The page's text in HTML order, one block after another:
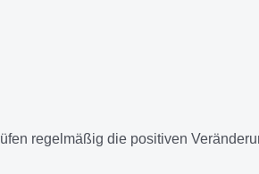
regelmäßig die positiven